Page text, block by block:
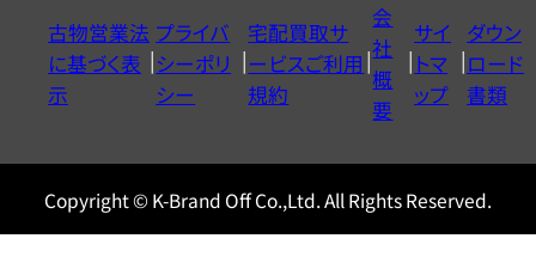
ヤ
ル
0120604117
古物営業法
に基づく表
示
プライバ
シーポリ
シー
宅配買取サ
ービスご利用
規約
会
社
概
要
サイ
トマ
ップ
ダウン
ロード
書類
Copyright © K-Brand Off Co.,Ltd. All Rights Reserved.